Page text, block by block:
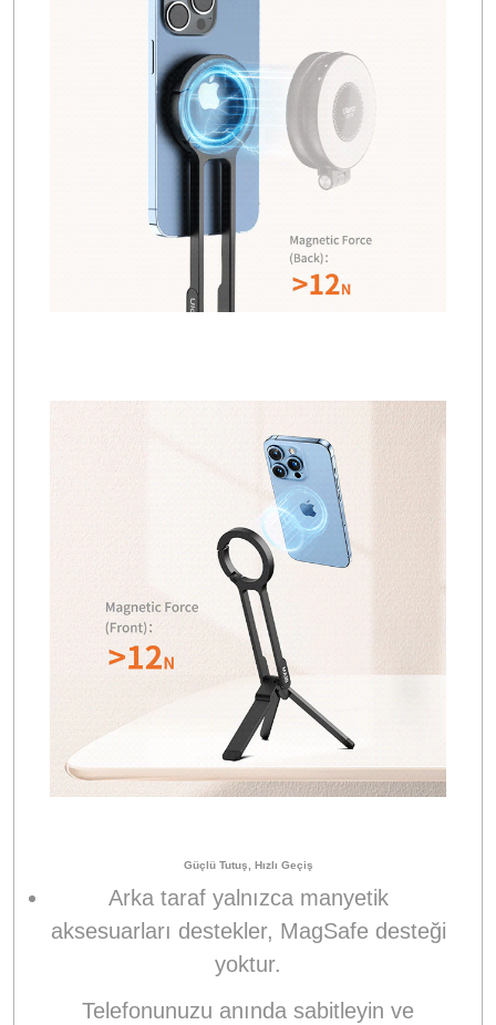
Güçlü Tutuş, Hızlı Geçiş
Arka taraf yalnızca manyetik
aksesuarları destekler, MagSafe desteği
yoktur.
Telefonunuzu anında sabitleyin ve